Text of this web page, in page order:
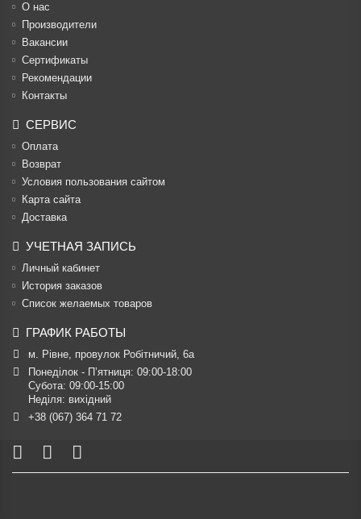
О нас
Производители
Вакансии
Cертификаты
Рекомендации
Контакты
СЕРВИС
Оплата
Возврат
Условия пользования сайтом
Карта сайта
Доставка
УЧЕТНАЯ ЗАПИСЬ
Личный кабинет
История заказов
Список желаемых товаров
ГРАФИК РАБОТЫ
м. Рівне, провулок Робітничий, 6а
Понеділок - П’ятниця: 09:00-18:00
Субота: 09:00-15:00
Неділя: вихідний
+38 (067) 364 71 72